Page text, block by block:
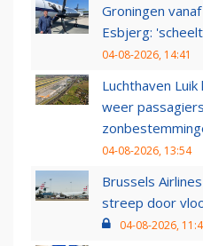
Groningen
Esbjerg:
04-08-2026, 14:41
Luchthaven
weer
04-08-2026, 13:54
Brussels
streep door
04-08-2026,